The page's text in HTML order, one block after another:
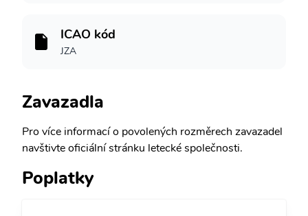
ICAO kód
JZA
Zavazadla
Pro více informací o povolených rozměrech zavazadel
navštivte oficiální stránku letecké společnosti.
Poplatky